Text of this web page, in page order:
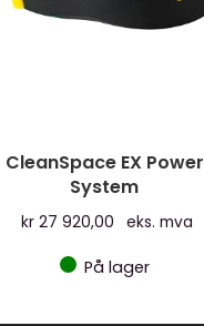
CleanSpace EX Power
System
kr27 920,00 eks. mva
På lager